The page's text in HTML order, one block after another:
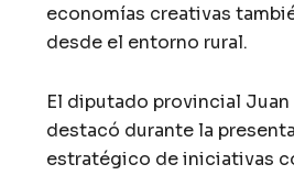
economías creativas
desde el entorno rural.
El diputado provincial Juan
destacó durante la
estratégico de iniciativas